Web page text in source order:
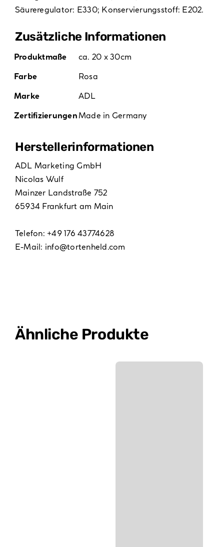
Säureregulator: E330; Konservierungsstoff: E202.
Zusätzliche Informationen
Produktmaße
ca. 20 x 30cm
Farbe
Rosa
Marke
ADL
Zertifizierungen Made in Germany
Hersteller­informationen
ADL Marketing GmbH
Nicolas Wulf
Mainzer Landstraße 752
65934 Frankfurt am Main
Telefon: +49 176 43774628
E-Mail: info@tortenheld.com
Ähnliche Produkte